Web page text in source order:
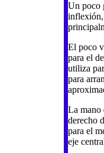
Un poco
inflexión,
El poco
para el
utiliza
para
La mano
derecho
para el
eje